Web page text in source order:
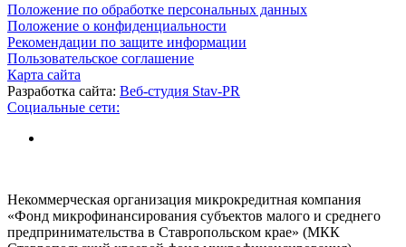
Положение по обработке персональных данных
Положение о конфиденциальности
Рекомендации по защите информации
Пользовательское соглашение
Карта сайта
Разработка сайта: Веб-студия Stav-PR
Социальные сети:
Некоммерческая организация микрокредитная компания
«Фонд микрофинансирования субъектов малого и среднего
предпринимательства в Ставропольском крае» (МКК